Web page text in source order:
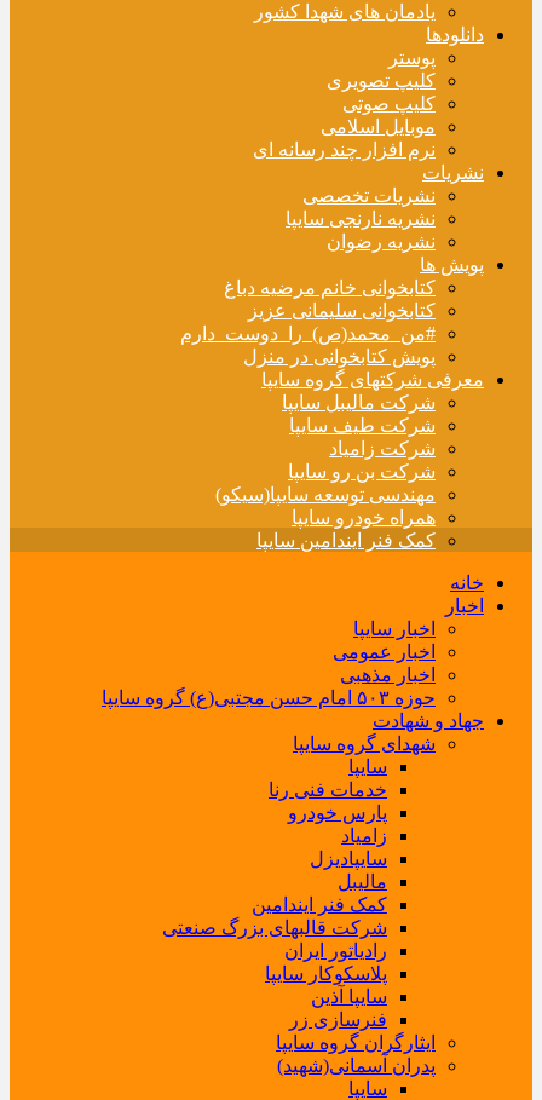
یادمان های شهدا کشور
دانلودها
پوستر
کلیپ تصویری
کلیپ صوتی
موبایل اسلامی
نرم افزار چند رسانه ای
نشریات
نشریات تخصصی
نشریه نارنجی سایپا
نشریه رضوان
پویش ها
کتابخوانی خانم مرضیه دباغ
کتابخوانی سلیمانی عزیز
#من_محمد(ص)_را_دوست_دارم
پویش کتابخوانی در منزل
معرفی شرکتهای گروه سایپا
شرکت مالیبل سایپا
شرکت طیف سایپا
شرکت زامیاد
شرکت بن رو سایپا
مهندسی توسعه سایپا(سیکو)
همراه خودرو سایپا
کمک فنر ایندامین سایپا
خانه
اخبار
اخبار سایپا
اخبار عمومی
اخبار مذهبی
حوزه ۵۰۳ امام حسن مجتبی(ع) گروه سایپا
جهاد و شهادت
شهدای گروه سایپا
سایپا
خدمات فنی رنا
پارس خودرو
زامیاد
سایپادیزل
مالیبل
کمک فنر ایندامین
شرکت قالبهای بزرگ صنعتی
رادیاتور ایران
پلاسکوکار سایپا
سایپا آذین
فنرسازی زر
ایثارگران گروه سایپا
پدران آسمانی(شهید)
سایپا